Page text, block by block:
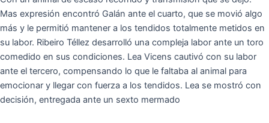
Mas expresión encontró Galán ante el cuarto, que se movió algo
más y le permitió mantener a los tendidos totalmente metidos en
su labor. Ribeiro Téllez desarrolló una compleja labor ante un toro
comedido en sus condiciones. Lea Vicens cautivó con su labor
ante el tercero, compensando lo que le faltaba al animal para
emocionar y llegar con fuerza a los tendidos. Lea se mostró con
decisión, entregada ante un sexto mermado